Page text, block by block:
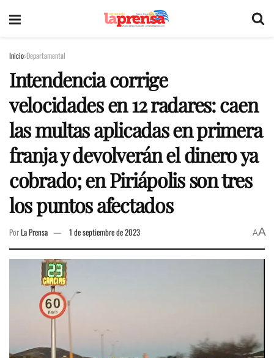
Inicio Departamental
Intendencia corrige
velocidades en 12 radares: caen
las multas aplicadas en primera
franja y devolverán el dinero ya
cobrado; en Piriápolis son tres
los puntos afectados
PorLa Prensa 1 de septiembre de 2023 AA